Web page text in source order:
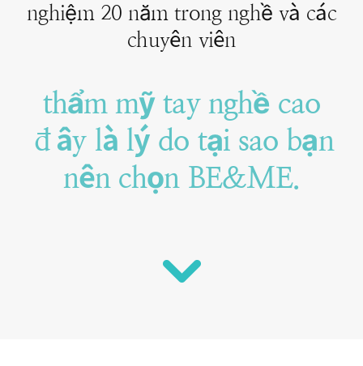
nghiệm 20 năm trong nghề và các
chuyên viên
thẩm mỹ tay nghề cao
đây là lý do tại sao bạn
nên chọn BE&ME.